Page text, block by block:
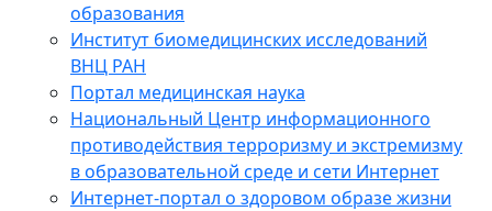
образования
Институт биомедицинских исследований
ВНЦ РАН
Портал медицинская наука
Национальный Центр информационного
противодействия терроризму и экстремизму
в образовательной среде и сети Интернет
Интернет-портал о здоровом образе жизни